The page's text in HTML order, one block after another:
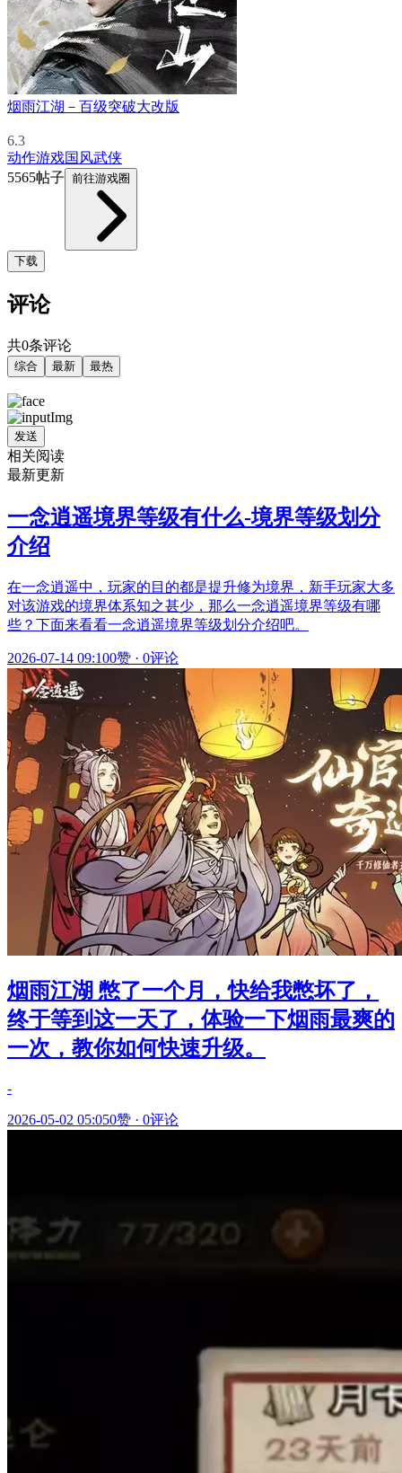
烟雨江湖－百级突破大改版
6.3
动作游戏国风武侠
5565帖子 前往游戏圈
下载
评论
共0条评论
综合 最新 最热
发送
相关阅读
最新更新
一念逍遥境界等级有什么-境界等级划分
介绍
在一念逍遥中，玩家的目的都是提升修为境界，新手玩家大多
对该游戏的境界体系知之甚少，那么一念逍遥境界等级有哪
些？下面来看看一念逍遥境界等级划分介绍吧。
2026-07-14 09:100赞 · 0评论
烟雨江湖 憋了一个月，快给我憋坏了，
终于等到这一天了，体验一下烟雨最爽的
一次，教你如何快速升级。
-
2026-05-02 05:050赞 · 0评论